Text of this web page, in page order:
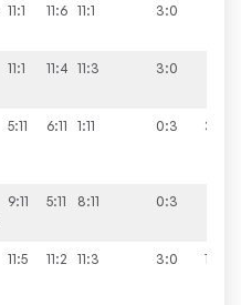
11:1 11:6 11:1 3:0
11:1 11:4 11:3 3:0
5:11 6:11 1:11 0:3 3:7
9:11 5:11 8:11 0:3
11:5 11:2 11:3 3:0 10:0